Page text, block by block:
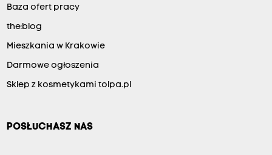
Baza ofert pracy
the:blog
Mieszkania w Krakowie
Darmowe ogłoszenia
Sklep z kosmetykami tolpa.pl
POSŁUCHASZ NAS